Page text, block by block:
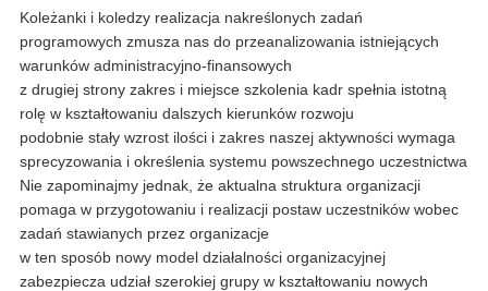
Koleżanki i koledzy realizacja nakreślonych zadań
programowych zmusza nas do przeanalizowania istniejących
warunków administracyjno-finansowych
z drugiej strony zakres i miejsce szkolenia kadr spełnia istotną
rolę w kształtowaniu dalszych kierunków rozwoju
podobnie stały wzrost ilości i zakres naszej aktywności wymaga
sprecyzowania i określenia systemu powszechnego uczestnictwa
Nie zapominajmy jednak, że aktualna struktura organizacji
pomaga w przygotowaniu i realizacji postaw uczestników wobec
zadań stawianych przez organizacje
w ten sposób nowy model działalności organizacyjnej
zabezpiecza udział szerokiej grupy w kształtowaniu nowych